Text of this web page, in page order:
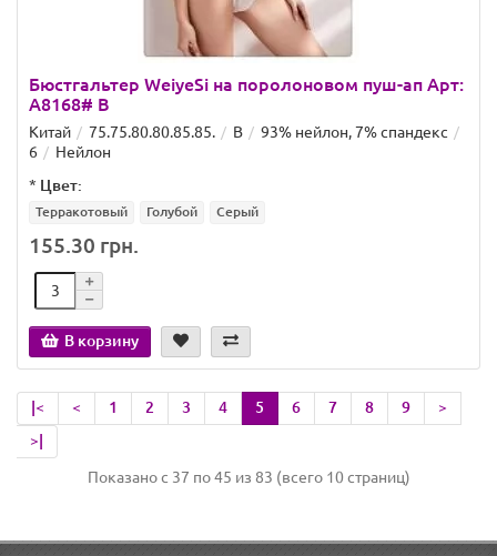
Бюстгальтер WeiyeSi на поролоновом пуш-ап Арт:
A8168# B
Китай 75.75.80.80.85.85. B
93% нейлон, 7% спандекс
6
Нейлон
* Цвет:
Терракотовый Голубой Серый
155.30 грн.
В корзину
|< < 1 2 3 4 5 6 7 8 9
>
>|
Показано с 37 по 45 из 83 (всего 10 страниц)